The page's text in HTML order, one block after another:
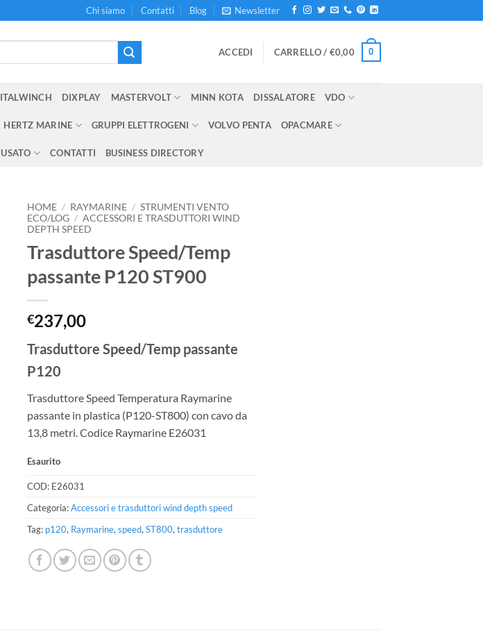
Chi siamo Contatti Blog Newsletter
ACCEDI CARRELLO / €0,00 0
ITALWINCH DIXPLAY MASTERVOLT MINN KOTA DISSALATORE VDO
HERTZ MARINE GRUPPI ELETTROGENI VOLVO PENTA OPACMARE
USATO CONTATTI BUSINESS DIRECTORY
HOME / RAYMARINE / STRUMENTI VENTO
ECO/LOG / ACCESSORI E TRASDUTTORI WIND
DEPTH SPEED
Trasduttore Speed/Temp
passante P120 ST900
€237,00
Trasduttore Speed/Temp passante
P120
Trasduttore Speed Temperatura Raymarine
passante in plastica (P120-ST800) con cavo da
13,8 metri. Codice Raymarine E26031
Esaurito
COD: E26031
Categoria:Accessori e trasduttori wind depth speed
Tag: p120, Raymarine,speed,ST800,trasduttore